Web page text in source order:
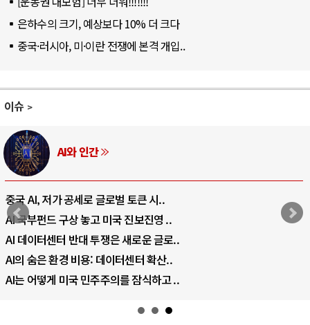
은하수의 크기, 예상보다 10% 더 크다
중국·러시아, 미·이란 전쟁에 본격 개입..
이슈
AI와 인간
중국 AI, 저가 공세로 글로벌 토큰 시..
AI 국부펀드 구상 놓고 미국 진보진영 ..
AI 데이터센터 반대 투쟁은 새로운 글로..
AI의 숨은 환경 비용: 데이터센터 확산..
AI는 어떻게 미국 민주주의를 잠식하고 ..